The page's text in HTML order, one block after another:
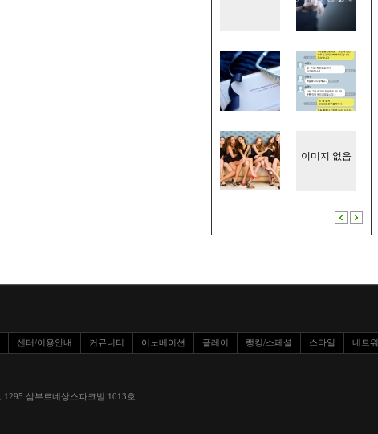
이미지 없음
센터/이용안내 커뮤니티 이노베이션 플레이 랭킹/스페셜 스타일 네트
삼부르네상스파크빌 1013호